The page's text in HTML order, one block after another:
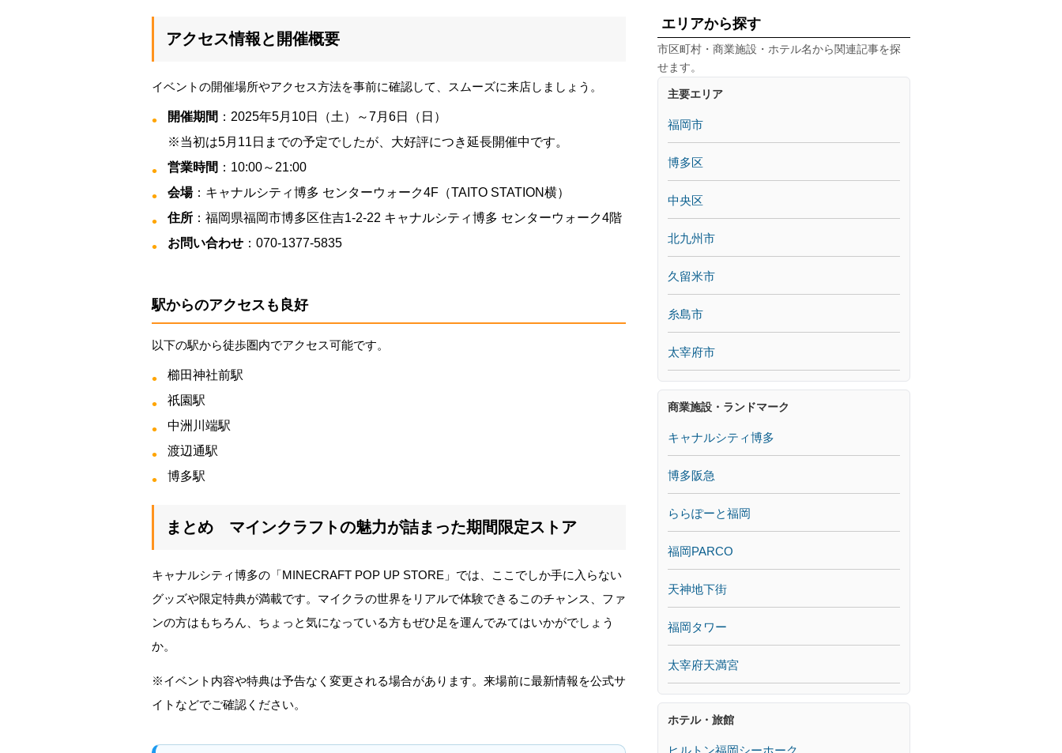
アクセス情報と開催概要
イベントの開催場所やアクセス方法を事前に確認して、スムーズに来店しましょう。
開催期間 ：2025年5月10日（土）～7月6日（日）
※当初は5月11日までの予定でしたが、大好評につき延長開催中です。
営業時間 ：10:00～21:00
会場：キャナルシティ博多 センターウォーク4F（TAITO STATION横）
住所 ：福岡県福岡市博多区住吉1-2-22 キャナルシティ博多 センターウォーク4階
お問い合わせ ：070-1377-5835
駅からのアクセスも良好
以下の駅から徒歩圏内でアクセス可能です。
櫛田神社前駅
祇園駅
中洲川端駅
渡辺通駅
博多駅
まとめ マインクラフトの魅力が詰まった期間限定ストア
キャナルシティ博多の「MINECRAFT POP UP STORE」では、ここでしか手に入らない
グッズや限定特典が満載です。マイクラの世界をリアルで体験できるこのチャンス、ファ
ンの方はもちろん、ちょっと気になっている方もぜひ足を運んでみてはいかがでしょう
か。
※イベント内容や特典は予告なく変更される場合があります。来場前に最新情報を公式サ
イトなどでご確認ください。
エリアから探す
市区町村・商業施設・ホテル名から関連記事を探
せます。
主要エリア
福岡市
博多区
中央区
北九州市
久留米市
糸島市
太宰府市
商業施設・ランドマーク
キャナルシティ博多
博多阪急
ららぽーと福岡
福岡PARCO
天神地下街
福岡タワー
太宰府天満宮
ホテル・旅館
ヒルトン福岡シーホーク